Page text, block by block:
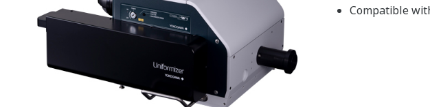
Compatible